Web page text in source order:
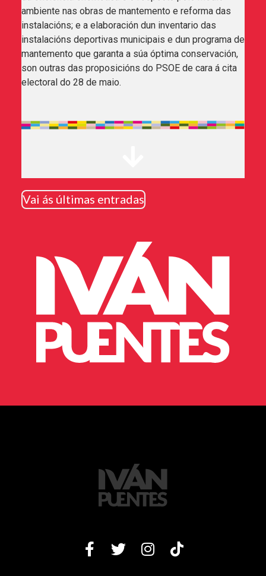
Vai ás últimas entradas
ambiente nas obras de mantemento e reforma das
instalacións; e a elaboración dun inventario das
instalacións deportivas municipais e dun programa de
mantemento que garanta a súa óptima conservación,
son outras das proposicións do PSOE de cara á cita
electoral do 28 de maio.